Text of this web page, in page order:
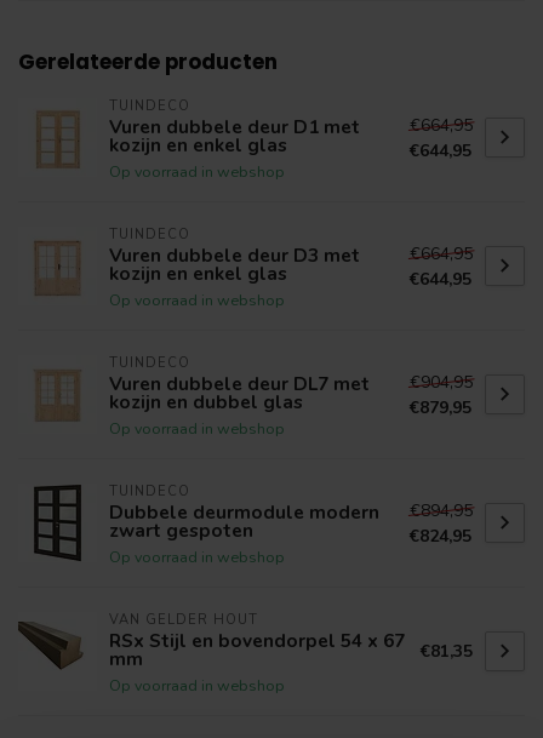
Gerelateerde producten
TUINDECO
Vuren dubbele deur D1 met
kozijn en enkel glas
Op voorraad in webshop
€664,95
€644,95
TUINDECO
Vuren dubbele deur D3 met
kozijn en enkel glas
Op voorraad in webshop
€664,95
€644,95
TUINDECO
Vuren dubbele deur DL7 met
kozijn en dubbel glas
Op voorraad in webshop
€904,95
€879,95
TUINDECO
Dubbele deurmodule modern
zwart gespoten
Op voorraad in webshop
€894,95
€824,95
VAN GELDER HOUT
RSx Stijl en bovendorpel 54 x 67
mm
Op voorraad in webshop
€81,35